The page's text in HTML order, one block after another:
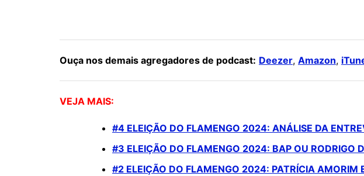
Ouça nos demais agregadores de podcast: Deezer, Amazon,
VEJA MAIS:
#4 ELEIÇÃO DO FLAMENGO 2024: ANÁLISE DA
#3 ELEIÇÃO DO FLAMENGO 2024: BAP OU RODRIGO
#2 ELEIÇÃO DO FLAMENGO 2024: PATRÍCIA AMORIM